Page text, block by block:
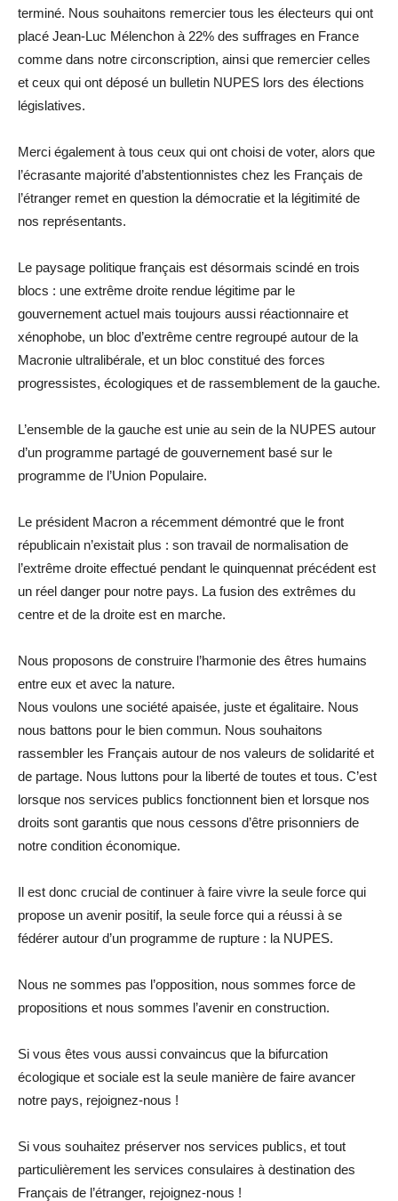
terminé. Nous souhaitons remercier tous les électeurs qui ont
placé Jean-Luc Mélenchon à 22% des suffrages en France
comme dans notre circonscription, ainsi que remercier celles
et ceux qui ont déposé un bulletin NUPES lors des élections
législatives.
Merci également à tous ceux qui ont choisi de voter, alors que
l’écrasante majorité d’abstentionnistes chez les Français de
l’étranger remet en question la démocratie et la légitimité de
nos représentants.
Le paysage politique français est désormais scindé en trois
blocs : une extrême droite rendue légitime par le
gouvernement actuel mais toujours aussi réactionnaire et
xénophobe, un bloc d’extrême centre regroupé autour de la
Macronie ultralibérale, et un bloc constitué des forces
progressistes, écologiques et de rassemblement de la gauche.
L’ensemble de la gauche est unie au sein de la NUPES autour
d’un programme partagé de gouvernement basé sur le
programme de l’Union Populaire.
Le président Macron a récemment démontré que le front
républicain n’existait plus : son travail de normalisation de
l’extrême droite effectué pendant le quinquennat précédent est
un réel danger pour notre pays. La fusion des extrêmes du
centre et de la droite est en marche.
Nous proposons de construire l’harmonie des êtres humains
entre eux et avec la nature.
Nous voulons une société apaisée, juste et égalitaire. Nous
nous battons pour le bien commun. Nous souhaitons
rassembler les Français autour de nos valeurs de solidarité et
de partage. Nous luttons pour la liberté de toutes et tous. C’est
lorsque nos services publics fonctionnent bien et lorsque nos
droits sont garantis que nous cessons d’être prisonniers de
notre condition économique.
Il est donc crucial de continuer à faire vivre la seule force qui
propose un avenir positif, la seule force qui a réussi à se
fédérer autour d’un programme de rupture : la NUPES.
Nous ne sommes pas l’opposition, nous sommes force de
propositions et nous sommes l’avenir en construction.
Si vous êtes vous aussi convaincus que la bifurcation
écologique et sociale est la seule manière de faire avancer
notre pays, rejoignez-nous !
Si vous souhaitez préserver nos services publics, et tout
particulièrement les services consulaires à destination des
Français de l’étranger, rejoignez-nous !